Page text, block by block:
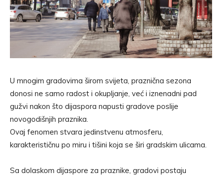
U mnogim gradovima širom svijeta, praznična sezona
donosi ne samo radost i okupljanje, već i iznenadni pad
gužvi nakon što dijaspora napusti gradove poslije
novogodišnjih praznika.
Ovaj fenomen stvara jedinstvenu atmosferu,
karakterističnu po miru i tišini koja se širi gradskim ulicama.
Sa dolaskom dijaspore za praznike, gradovi postaju